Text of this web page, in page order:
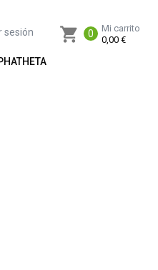
shopping_cart 0
Mi carrito
0,00 €
sesión